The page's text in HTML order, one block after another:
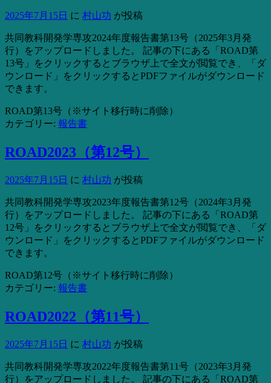
2025年7月15日 に 村山功 が投稿
共同教科開発学専攻2024年度報告書第13号（2025年3月発
行）をアップロードしました。 記事の下にある「ROAD第
13号」をクリックするとブラウザ上で全文が閲覧でき、「ダ
ウンロード」をクリックするとPDFファイルがダウンロード
できます。
ROAD第13号（※サイト移行時に削除）
カテゴリー: 報告書
ROAD2023（第12号）
2025年7月15日 に 村山功 が投稿
共同教科開発学専攻2023年度報告書第12号（2024年3月発
行）をアップロードしました。 記事の下にある「ROAD第
12号」をクリックするとブラウザ上で全文が閲覧でき、「ダ
ウンロード」をクリックするとPDFファイルがダウンロード
できます。
ROAD第12号（※サイト移行時に削除）
カテゴリー: 報告書
ROAD2022（第11号）
2025年7月15日 に 村山功 が投稿
共同教科開発学専攻2022年度報告書第11号（2023年3月発
行）をアップロードしました。 記事の下にある「ROAD第